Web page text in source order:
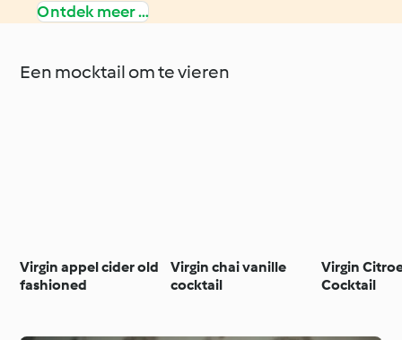
Ontdek meer …
Een mocktail om te vieren
Virgin appel cider old
fashioned
Virgin chai vanille
cocktail
Virgin
Cocktail